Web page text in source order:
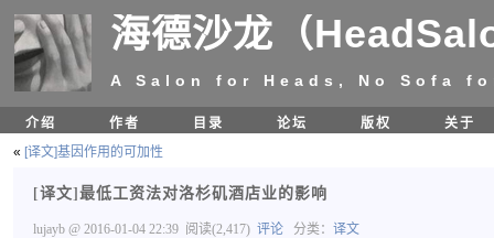
海德沙龙（
A Salon for Heads, No Sofa
介绍 作者 目录 论坛 版权
关于
« [译文]基因作用的可加性
[译文]最低工资法对洛杉矶酒店业的影响
lujayb @ 2016-01-04 22:39 阅读(2,417) 评论 分类： 译文